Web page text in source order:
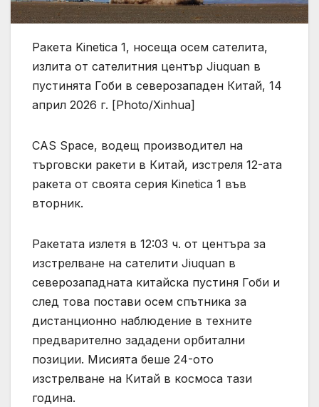
Ракета Kinetica 1, носеща осем сателита,
излита от сателитния център Jiuquan в
пустинята Гоби в северозападен Китай, 14
април 2026 г. [Photo/Xinhua]
CAS Space, водещ производител на
търговски ракети в Китай, изстреля 12-ата
ракета от своята серия Kinetica 1 във
вторник.
Ракетата излетя в 12:03 ч. от центъра за
изстрелване на сателити Jiuquan в
северозападната китайска пустиня Гоби и
след това постави осем спътника за
дистанционно наблюдение в техните
предварително зададени орбитални
позиции. Мисията беше 24-ото
изстрелване на Китай в космоса тази
година.